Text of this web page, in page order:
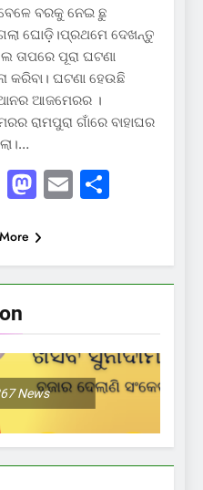
News
ବରକୁ ନେଇ ଛୁ
ଘୋଡ଼ି।ପ୍ରଥମେ ଦେଖନ୍ତୁ
ତାପରେ ପୂରା ଘଟଣା
କରିବା। ଘଟଣା ହେଉଛି
ଆଜମେରର ।
ରାମପୁରା ଗାଁରେ ବାହାଘର
Facebook
Mastodon
EmailShare